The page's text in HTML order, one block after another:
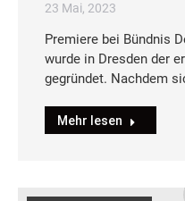
23 Mai, 2023
Premiere bei Bündnis
wurde in Dresden der
gegründet. Nachdem
Mehr lesen